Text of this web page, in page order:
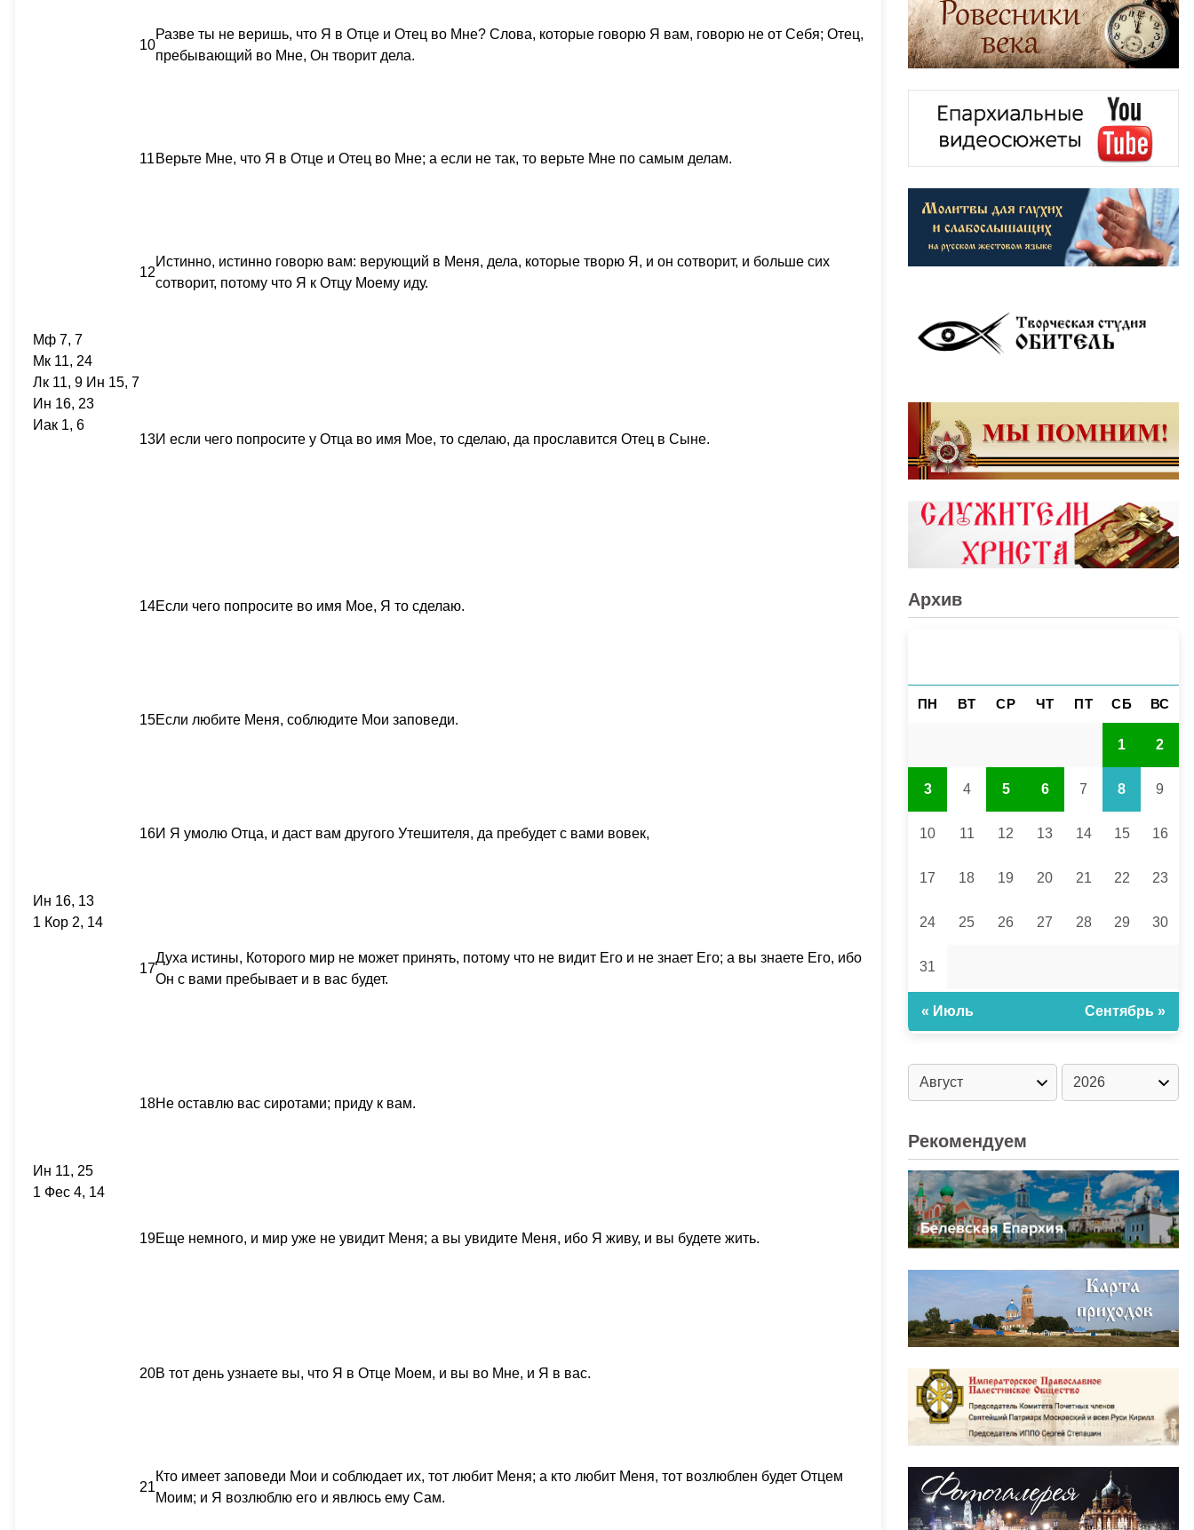
10
Разве ты не веришь, что Я в Отце и Отец во Мне? Слова, которые говорю Я вам, говорю не от Себя; Отец,
пребывающий во Мне, Он творит дела.
11 Верьте Мне, что Я в Отце и Отец во Мне; а если не так, то верьте Мне по самым делам.
12
Истинно, истинно говорю вам: верующий в Меня, дела, которые творю Я, и он сотворит, и больше сих
сотворит, потому что Я к Отцу Моему иду.
Мф 7, 7
Мк 11, 24
Лк 11, 9 Ин 15, 7
Ин 16, 23
Иак 1, 6
13И если чего попросите у Отца во имя Мое, то сделаю, да прославится Отец в Сыне.
14Если чего попросите во имя Мое, Я то сделаю.
15Если любите Меня, соблюдите Мои заповеди.
16И Я умолю Отца, и даст вам другого Утешителя, да пребудет с вами вовек,
Ин 16, 13
1 Кор 2, 14
17
Духа истины, Которого мир не может принять, потому что не видит Его и не знает Его; а вы знаете Его, ибо
Он с вами пребывает и в вас будет.
18Не оставлю вас сиротами; приду к вам.
Ин 11, 25
1 Фес 4, 14
19Еще немного, и мир уже не увидит Меня; а вы увидите Меня, ибо Я живу, и вы будете жить.
20В тот день узнаете вы, что Я в Отце Моем, и вы во Мне, и Я в вас.
21
Кто имеет заповеди Мои и соблюдает их, тот любит Меня; а кто любит Меня, тот возлюблен будет Отцем
Моим; и Я возлюблю его и явлюсь ему Сам.
Архив
ПН ВТ СР ЧТ ПТ СБ ВС
1 2
3 4 5 6 7 8 9
10 11 12 13 14 15 16
17 18 19 20 21 22 23
24 25 26 27 28 29 30
31
« Июль Сентябрь »
Рекомендуем